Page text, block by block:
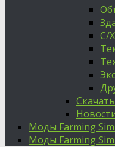
С/
Моды Farming
Моды Farming